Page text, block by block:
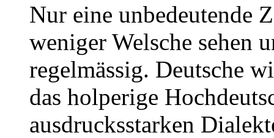
Nur eine unbedeutende
weniger Welsche sehen
regelmässig. Deutsche
das holperige
ausdrucksstarken